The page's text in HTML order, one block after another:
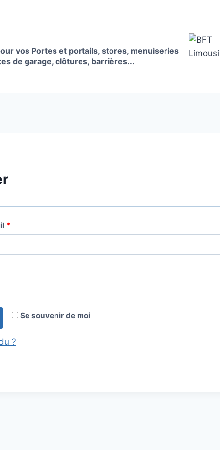
vos Portes et portails, stores, menuiseries
de garage, clôtures, barrières...
*
i
a
o
Se souvenir de moi
?